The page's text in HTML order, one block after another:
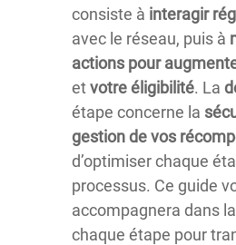
consiste à interagir
avec le réseau, puis à
actions pour
etvotreéligibilité. La
étape concerne la
gestiondevos
d’optimiser chaque
processus. Ce guide
accompagnera dans
chaque étape pour